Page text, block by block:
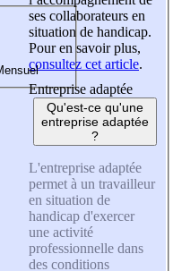
ses collaborateurs en
situation de handicap.
Pour en savoir plus,
consultez cet article.
Entreprise adaptée
Qu'est-ce qu'une
entreprise adaptée
?
L'entreprise adaptée
permet à un travailleur
en situation de
handicap d'exercer
une activité
professionnelle dans
des conditions